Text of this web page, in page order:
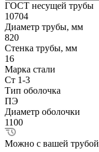
ГОСТ несущей трубы
10704
Диаметр трубы, мм
820
Стенка трубы, мм
16
Марка стали
Ст 1-3
Тип оболочка
ПЭ
Диаметр оболочки
1100
Можно с вашей трубой